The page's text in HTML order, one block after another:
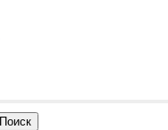
Поиск